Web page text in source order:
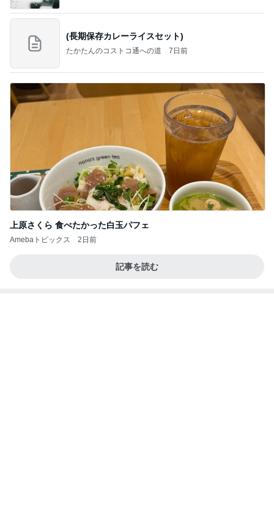
(長期保存カレーライスセット)
たかたんのコストコ通への道 7日前
上原さくら 食べたかった白玉パフェ
Amebaトピックス 2日前
記事を読む